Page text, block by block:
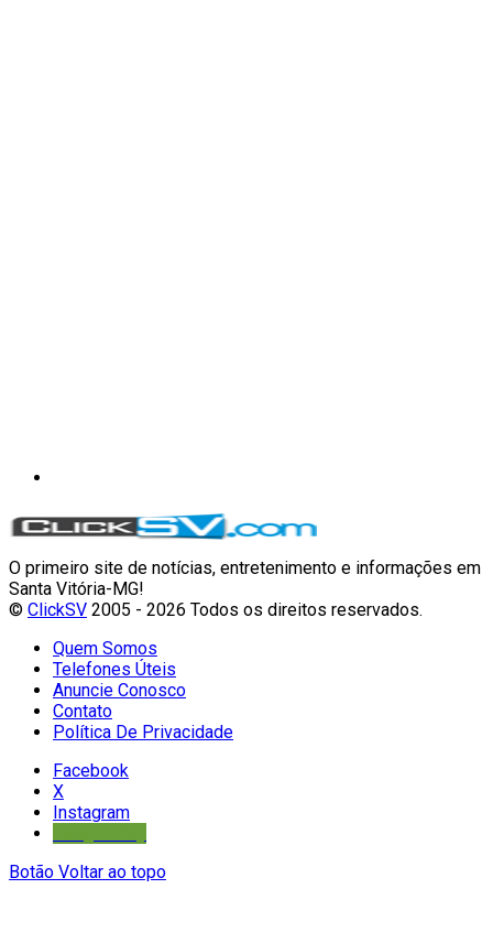
O primeiro site de notícias, entretenimento e informações em
Santa Vitória-MG!
© ClickSV 2005 - 2026 Todos os direitos reservados.
Quem Somos
Telefones Úteis
Anuncie Conosco
Contato
Política De Privacidade
Facebook
X
Instagram
Botão Voltar ao topo